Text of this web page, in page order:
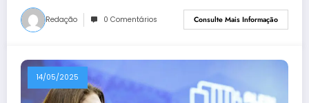
Redação 0 Comentários Consulte Mais Informação
14/05/2025